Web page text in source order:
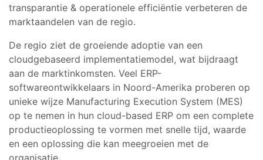
transparantie & operationele efficiëntie verbeteren de
marktaandelen van de regio.
De regio ziet de groeiende adoptie van een
cloudgebaseerd implementatiemodel, wat bijdraagt
aan de marktinkomsten. Veel ERP-
softwareontwikkelaars in Noord-Amerika proberen op
unieke wijze Manufacturing Execution System (MES)
op te nemen in hun cloud-based ERP om een complete
productieoplossing te vormen met snelle tijd, waarde
en een oplossing die kan meegroeien met de
organisatie.